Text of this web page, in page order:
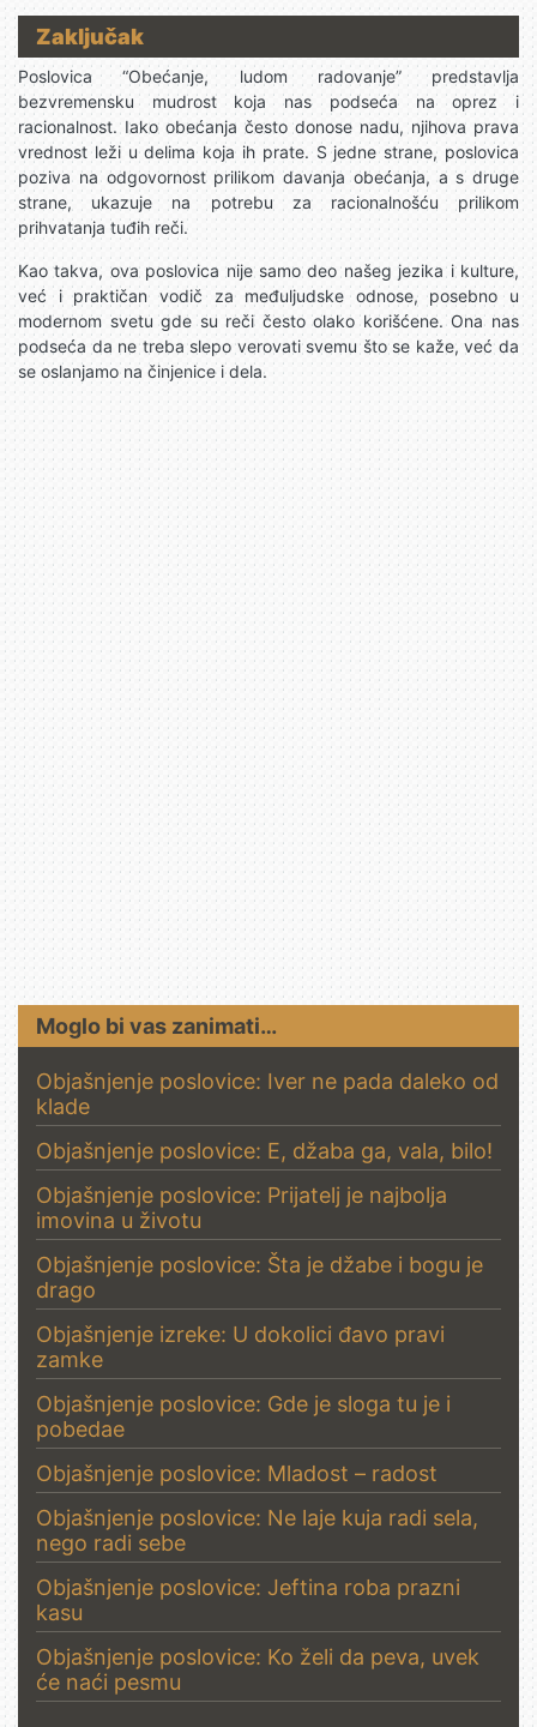
Zaključak
Poslovica “Obećanje, ludom radovanje” predstavlja
bezvremensku mudrost koja nas podseća na oprez i
racionalnost. Iako obećanja često donose nadu, njihova prava
vrednost leži u delima koja ih prate. S jedne strane, poslovica
poziva na odgovornost prilikom davanja obećanja, a s druge
strane, ukazuje na potrebu za racionalnošću prilikom
prihvatanja tuđih reči.
Kao takva, ova poslovica nije samo deo našeg jezika i kulture,
već i praktičan vodič za međuljudske odnose, posebno u
modernom svetu gde su reči često olako korišćene. Ona nas
podseća da ne treba slepo verovati svemu što se kaže, već da
se oslanjamo na činjenice i dela.
Moglo bi vas zanimati…
Objašnjenje poslovice: Iver ne pada daleko od
klade
Objašnjenje poslovice: E, džaba ga, vala, bilo!
Objašnjenje poslovice: Prijatelj je najbolja
imovina u životu
Objašnjenje poslovice: Šta je džabe i bogu je
drago
Objašnjenje izreke: U dokolici đavo pravi
zamke
Objašnjenje poslovice: Gde je sloga tu je i
pobedae
Objašnjenje poslovice: Mladost – radost
Objašnjenje poslovice: Ne laje kuja radi sela,
nego radi sebe
Objašnjenje poslovice: Jeftina roba prazni
kasu
Objašnjenje poslovice: Ko želi da peva, uvek
će naći pesmu